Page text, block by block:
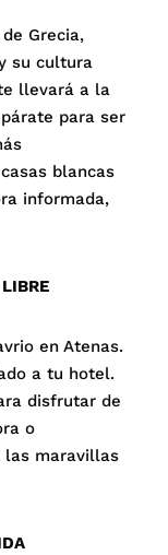
Grecia,
su cultura
llevará a la
para ser
blancas
informada,
en Atenas.
a tu hotel.
disfrutar de
o
las maravillas